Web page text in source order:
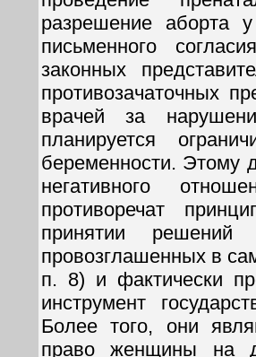
разрешение аборта
письменного
законных
противозачаточных
врачей за
планируется
беременности. Этому
негативного
противоречат
принятии решений
провозглашенных в
п. 8) и фактически
инструмент
Более того, они
право женщины на